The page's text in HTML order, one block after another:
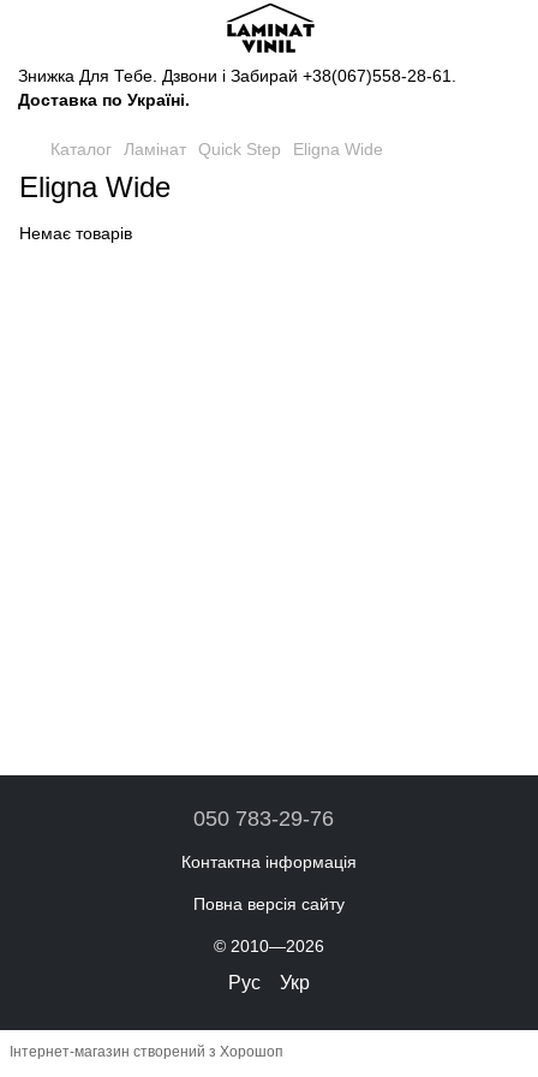
Знижка Для Тебе. Дзвони і Забирай +38(067)558-28-61
Доставка по Україні.
Каталог Ламінат Quick Step Eligna Wide
Eligna Wide
Немає товарів
050 783-29-76
Контактна інформація
Повна версія сайту
© 2010—2026
Рус Укр
Інтернет-магазин створений з Хорошоп